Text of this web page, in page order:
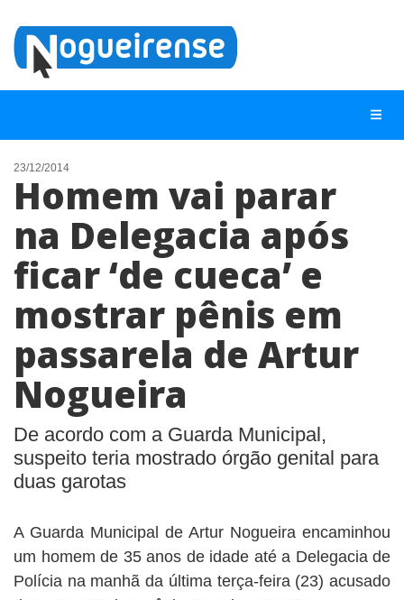
NOTÍCIAS
LISTA DIGITAL
TELEFONES ÚTEIS
CONTATO
ANUNCIE
23/12/2014
Homem vai parar
na Delegacia após
ficar ‘de cueca’ e
mostrar pênis em
passarela de Artur
Nogueira
De acordo com a Guarda Municipal,
suspeito teria mostrado órgão genital para
duas garotas
A Guarda Municipal de Artur Nogueira encaminhou
um homem de 35 anos de idade até a Delegacia de
Polícia na manhã da última terça-feira (23) acusado